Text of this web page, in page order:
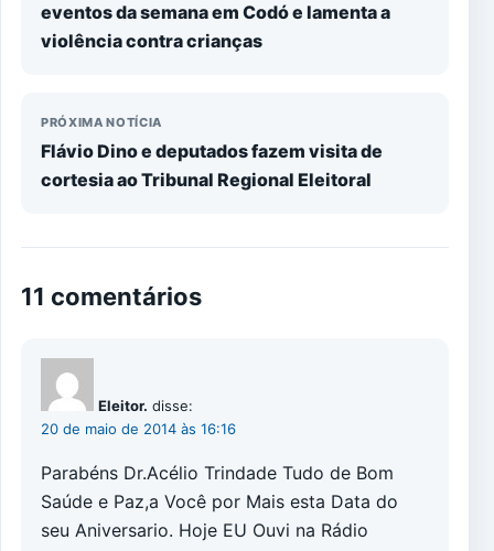
eventos da semana em Codó e lamenta a
violência contra crianças
PRÓXIMA NOTÍCIA
Flávio Dino e deputados fazem visita de
cortesia ao Tribunal Regional Eleitoral
11 comentários
Eleitor. disse:
20 de maio de 2014 às 16:16
Parabéns Dr.Acélio Trindade Tudo de Bom
Saúde e Paz,a Você por Mais esta Data do
seu Aniversario. Hoje EU Ouvi na Rádio